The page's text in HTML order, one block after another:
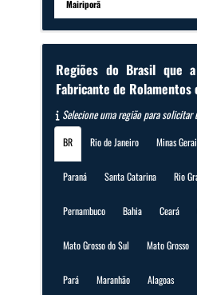
Mairiporã
Regiões do Brasil que
Fabricante de Rolamentos
Selecione uma região para
BR Rio de Janeiro Minas
Paraná Santa Catarina Rio
Pernambuco Bahia Ceará
Mato Grosso do Sul Mato Grosso
Pará Maranhão Alagoas